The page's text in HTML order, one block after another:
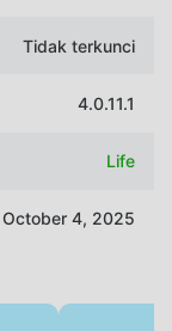
Tidak terkunci
4.0.11.1
Life
October 4, 2025